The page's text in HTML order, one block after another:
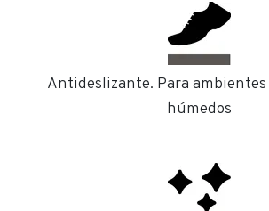
Antideslizante. Para
húmedos